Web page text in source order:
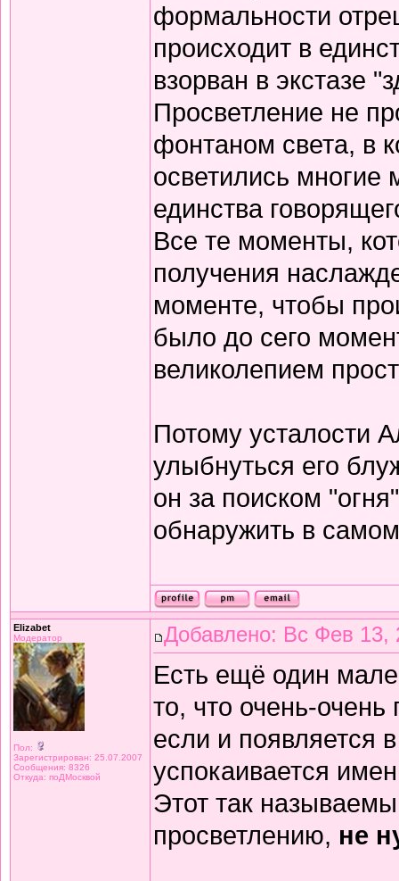
формальности
происходит в
взорван в экстазе
Просветление не
фонтаном света, в
осветились
единства
Все те моменты,
получения
моменте, чтобы
было до сего
великолепием
Потому усталости
улыбнуться его
он за поиском
обнаружить в
Elizabet
Модератор
Пол:
Зарегистрирован: 25.07.2007
Сообщения: 8326
Откуда: поДМосквой
Добавлено: Вс Фев 13,
Есть ещё один
то, что очень-очень
если и появляется
успокаивается
Этот так
просветлению, не